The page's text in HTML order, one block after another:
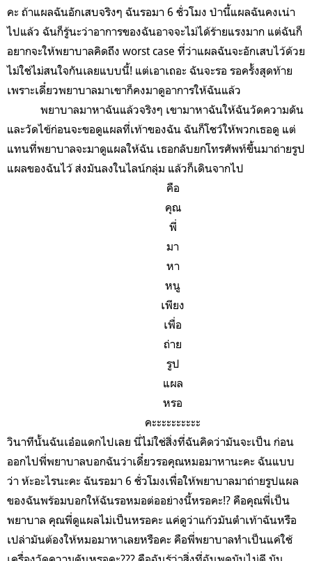
คะ ถ้าแผลฉันอักเสบจริงๆ ฉันรอมา 6 ชั่วโมง ป่านี้แผลฉันคงเน่า
ไปแล้ว ฉันก็รู้นะว่าอาการของฉันอาจจะไม่ได้ร้ายแรงมาก แต่ฉันก็
อยากจะให้พยาบาลคิดถึง worst case ที่ว่าแผลฉันจะอักเสบไว้ด้วย
ไม่ใช่ไม่สนใจกันเลยแบบนี้! แต่เอาเถอะ ฉันจะรอ รอครั้งสุดท้าย
เพราะเดี๋ยวพยาบาลมาเขาก็คงมาดูอาการให้ฉันแล้ว
พยาบาลมาหาฉันแล้วจริงๆ เขามาหาฉันให้ฉันวัดความดัน
และวัดไข้ก่อนจะขอดูแผลที่เท้าของฉัน ฉันก็โชว์ให้พวกเธอดู แต่
แทนที่พยาบาลจะมาดูแผลให้ฉัน เธอกลับยกโทรศัพท์ขึ้นมาถ่ายรูป
แผลของฉันไว้ ส่งมันลงในไลน์กลุ่ม แล้วก็เดินจากไป
คือ
คุณ
พี่
มา
หา
หนู
เพียง
เพื่อ
ถ่าย
รูป
แผล
หรอ
คะะะะะะะะะะ
วินาทีนั้นฉันเอ๋อแดกไปเลย นี่ไม่ใช่สิ่งที่ฉันคิดว่ามันจะเป็น ก่อน
ออกไปพี่พยาบาลบอกฉันว่าเดี๋ยวรอคุณหมอมาหานะคะ ฉันแบบ
ว่า ห้ะอะไรนะคะ ฉันรอมา 6 ชั่วโมงเพื่อให้พยาบาลมาถ่ายรูปแผล
ของฉันพร้อมบอกให้ฉันรอหมอต่ออย่างนี้หรอคะ!? คือคุณพี่เป็น
พยาบาล คุณพี่ดูแผลไม่เป็นหรอคะ แค่ดูว่าแก้วมันตำเท้าฉันหรือ
เปล่ามันต้องให้หมอมาหาเลยหรือคะ คือพี่พยาบาลทำเป็นแค่ใช้